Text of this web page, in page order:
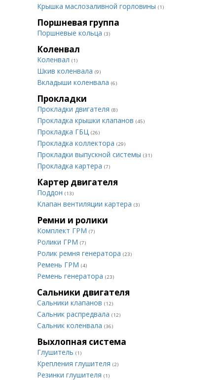
Крышка маслозаливной горловины (1)
Поршневая группа
Поршневые кольца (3)
Коленвал
Коленвал (1)
Шкив коленвала (9)
Вкладыши коленвала (6)
Прокладки
Прокладки двигателя (8)
Прокладка крышки клапанов (45)
Прокладка ГБЦ (26)
Прокладка коллектора (29)
Прокладки выпускной системы (31)
Прокладка картера (7)
Картер двигателя
Поддон (13)
Клапан вентиляции картера (3)
Ремни и ролики
Комплект ГРМ (7)
Ролики ГРМ (7)
Ролик ремня генератора (23)
Ремень ГРМ (4)
Ремень генератора (23)
Сальники двигателя
Сальники клапанов (12)
Сальник распредвала (12)
Сальник коленвала (36)
Выхлопная система
Глушитель (1)
Крепления глушителя (2)
Резинки глушителя (1)